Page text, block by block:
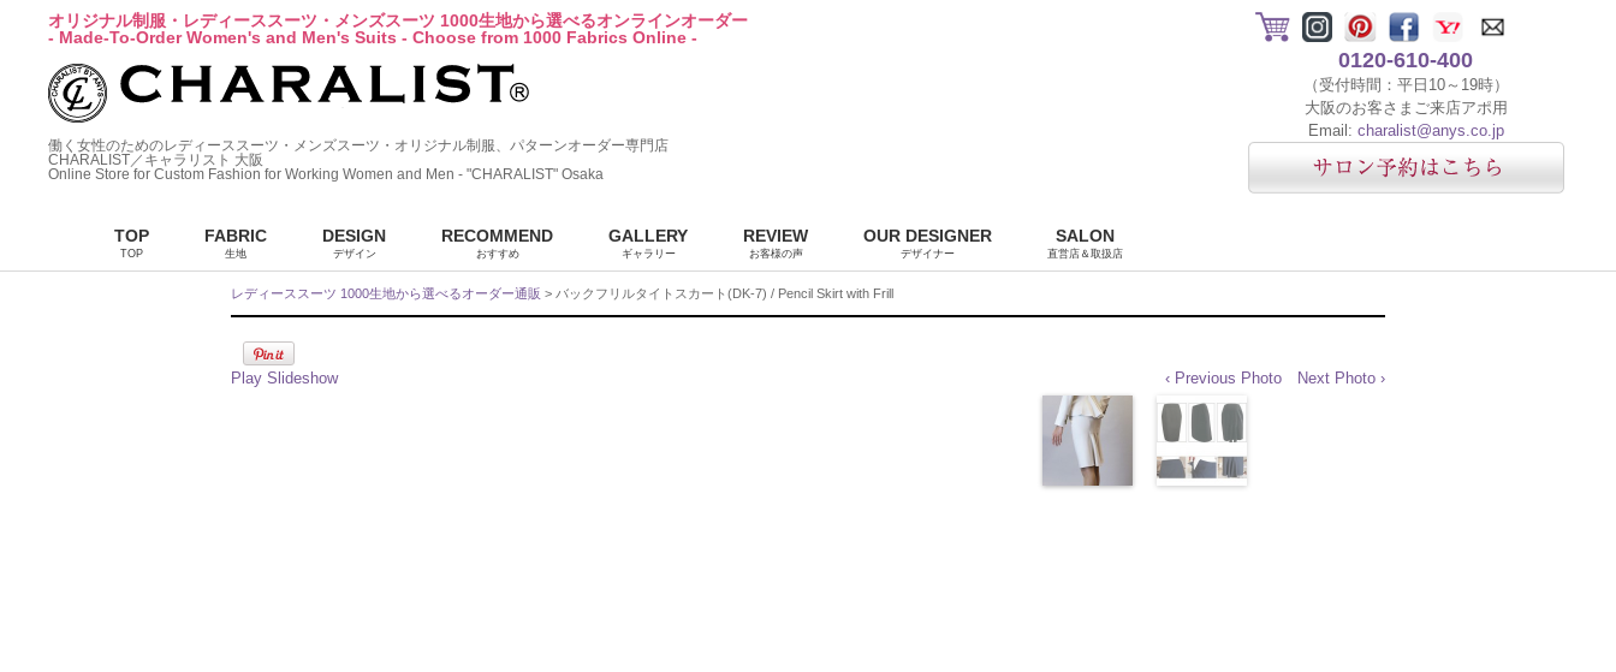
オリジナル制服・レディーススーツ・メンズスーツ 1000生地から選べるオンラインオーダー
- Made-To-Order Women's and Men's Suits - Choose from 1000 Fabrics Online -
働く女性のためのレディーススーツ・メンズスーツ・オリジナル制服、パターンオーダー専門店
CHARALIST／キャラリスト 大阪
Online Store for Custom Fashion for Working Women and Men - "CHARALIST" Osaka
0120-610-400
（受付時間：平日10～19時）
大阪のお客さまご来店アポ用
Email: charalist@anys.co.jp
TOP
TOP
FABRIC
生地
DESIGN
デザイン
RECOMMEND
おすすめ
GALLERY
ギャラリー
REVIEW
お客様の声
OUR DESIGNER
デザイナー
SALON
直営店＆取扱店
レディーススーツ 1000生地から選べるオーダー通販 > バックフリルタイトスカート(DK-7) / Pencil Skirt with Frill
Play Slideshow ‹ Previous Photo Next Photo ›